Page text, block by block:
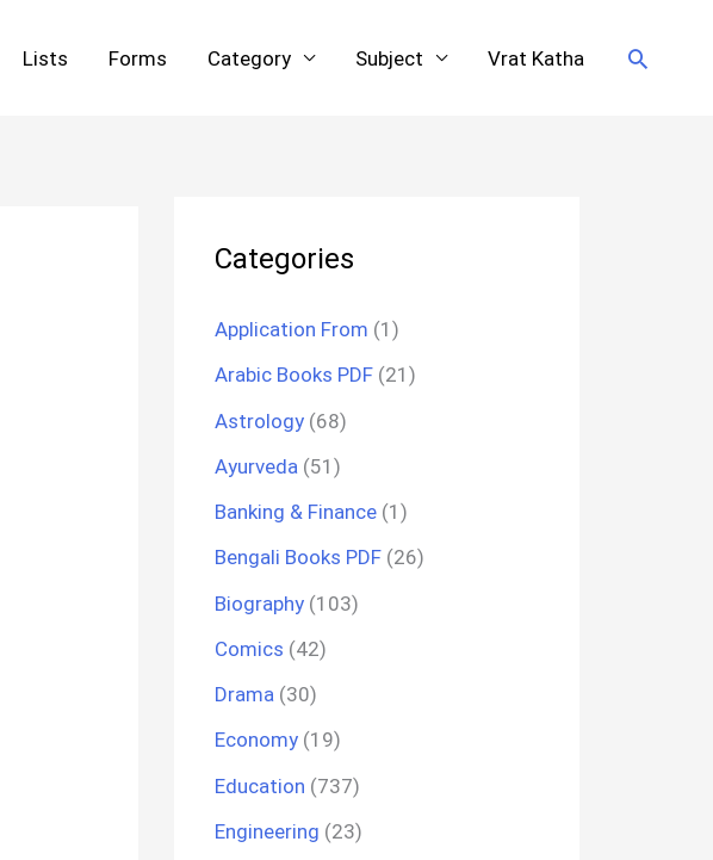
Lists Forms Category Subject Vrat Katha Search
Categories
Application From (1)
Arabic Books PDF (21)
Astrology (68)
Ayurveda (51)
Banking & Finance (1)
Bengali Books PDF (26)
Biography (103)
Comics (42)
Drama (30)
Economy (19)
Education (737)
Engineering (23)